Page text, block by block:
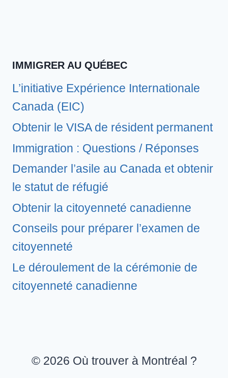
IMMIGRER AU QUÉBEC
L’initiative Expérience Internationale
Canada (EIC)
Obtenir le VISA de résident permanent
Immigration : Questions / Réponses
Demander l’asile au Canada et obtenir
le statut de réfugié
Obtenir la citoyenneté canadienne
Conseils pour préparer l’examen de
citoyenneté
Le déroulement de la cérémonie de
citoyenneté canadienne
© 2026 Où trouver à Montréal ?